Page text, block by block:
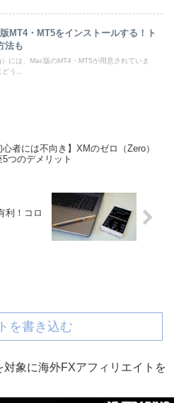
MT4・MT5をインストールする！ト
法も
には、Mac版のMT4・MT5が用意されていま
う...
心者には不向き】XMのゼロ（Zero）
5つのデメリット
利！コロ
を書き込む
対象に海外FXアフィリエイトを